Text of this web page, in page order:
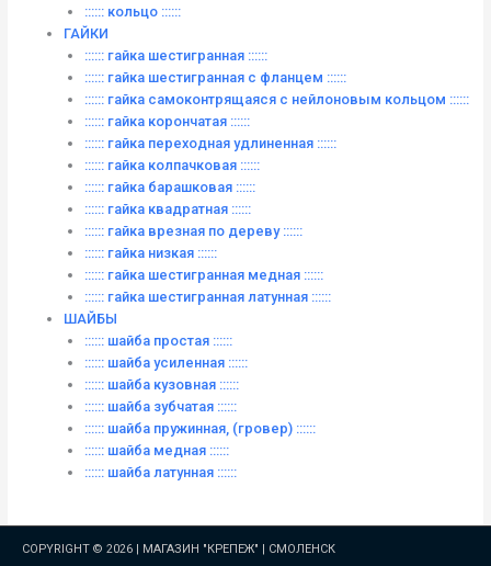
:::::: кольцо ::::::
ГАЙКИ
:::::: гайка шестигранная ::::::
:::::: гайка шестигранная с фланцем ::::::
:::::: гайка самоконтрящаяся с нейлоновым кольцом ::::::
:::::: гайка корончатая ::::::
:::::: гайка переходная удлиненная ::::::
:::::: гайка колпачковая ::::::
:::::: гайка барашковая ::::::
:::::: гайка квадратная ::::::
:::::: гайка врезная по дереву ::::::
:::::: гайка низкая ::::::
:::::: гайка шестигранная медная ::::::
:::::: гайка шестигранная латунная ::::::
ШАЙБЫ
:::::: шайба простая ::::::
:::::: шайба усиленная ::::::
:::::: шайба кузовная ::::::
:::::: шайба зубчатая ::::::
:::::: шайба пружинная, (гровер) ::::::
:::::: шайба медная ::::::
:::::: шайба латунная ::::::
COPYRIGHT © 2026 | МАГАЗИН "КРЕПЕЖ" | СМОЛЕНСК